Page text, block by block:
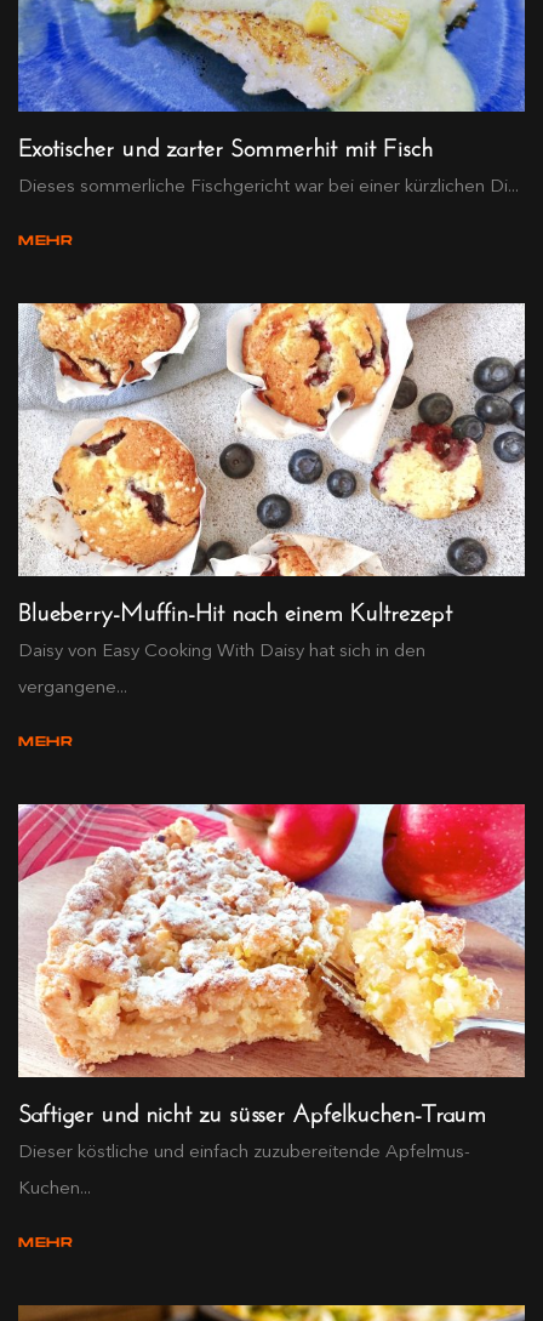
Exotischer und zarter Sommerhit mit Fisch
Dieses sommerliche Fischgericht war bei einer kürzlichen Di...
MEHR
Blueberry-Muffin-Hit nach einem Kultrezept
Daisy von Easy Cooking With Daisy hat sich in den
vergangene...
MEHR
Saftiger und nicht zu süsser Apfelkuchen-Traum
Dieser köstliche und einfach zuzubereitende Apfelmus-
Kuchen...
MEHR